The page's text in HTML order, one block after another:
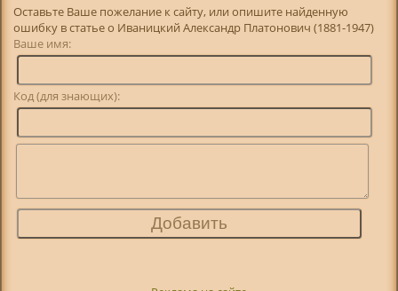
Оставьте Ваше пожелание к сайту, или опишите найденную
ошибку в статье о Иваницкий Александр Платонович (1881-1947)
Ваше имя:
Код (для знающих):